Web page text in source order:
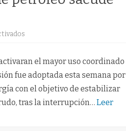
reservas
petróleo
sacude
mercados
energéticos.
el mayor uso coordinado
fue adoptada esta semana por
con el objetivo de estabilizar
tras la interrupción… Leer